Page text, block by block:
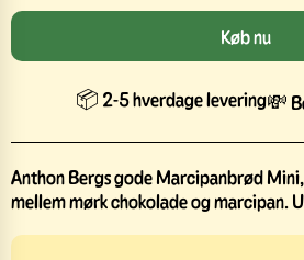
Køb nu
📦 2-5 hverdage levering💸
Anthon Bergs gode Marcipanbrød
mellem mørk chokolade og marcipan.